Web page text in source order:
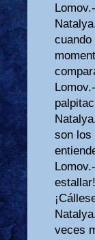
cuando
son los
veces